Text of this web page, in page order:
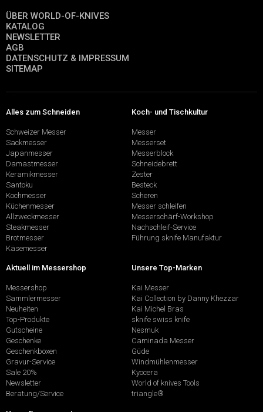
ÜBER WORLD-OF-KNIVES
KATALOG
NEWSLETTER
AGB
DATENSCHUTZ & IMPRESSUM
SITEMAP
Alles zum Schneiden
Schweizer Messer
Sackmesser
Japanmesser
Damastmesser
Keramikmesser
Santoku
Kochmesser
Küchenmesser
Allzweckmesser
Steakmesser
Brotmesser
Käsemesser
Koch- und Tischkultur
Messer
Messerset
Messerblock
Schneidebrett
Zester
Besteck
Scheren
Messer schleifen
Messerschärf-Workshop
Nachschleif-Service
Führung sknife Manufaktur
Aktuell im Messershop
Messershop
Sammlermesser
Neuheiten
Top-Produkte
Gutscheine
Geschenke
Geschenkboxen
Gravur-Service
Sale 20%
Newsletter
Beratung/Service
Unsere Top-Marken
Kai Messer
Kai Collection by Danny Khezzar
Kai Michel Bras
sknife swiss knife
Nesmuk
Caminada Messer
Güde
Windmühlenmesser
Kyocera
World of knives Tools
triangle®